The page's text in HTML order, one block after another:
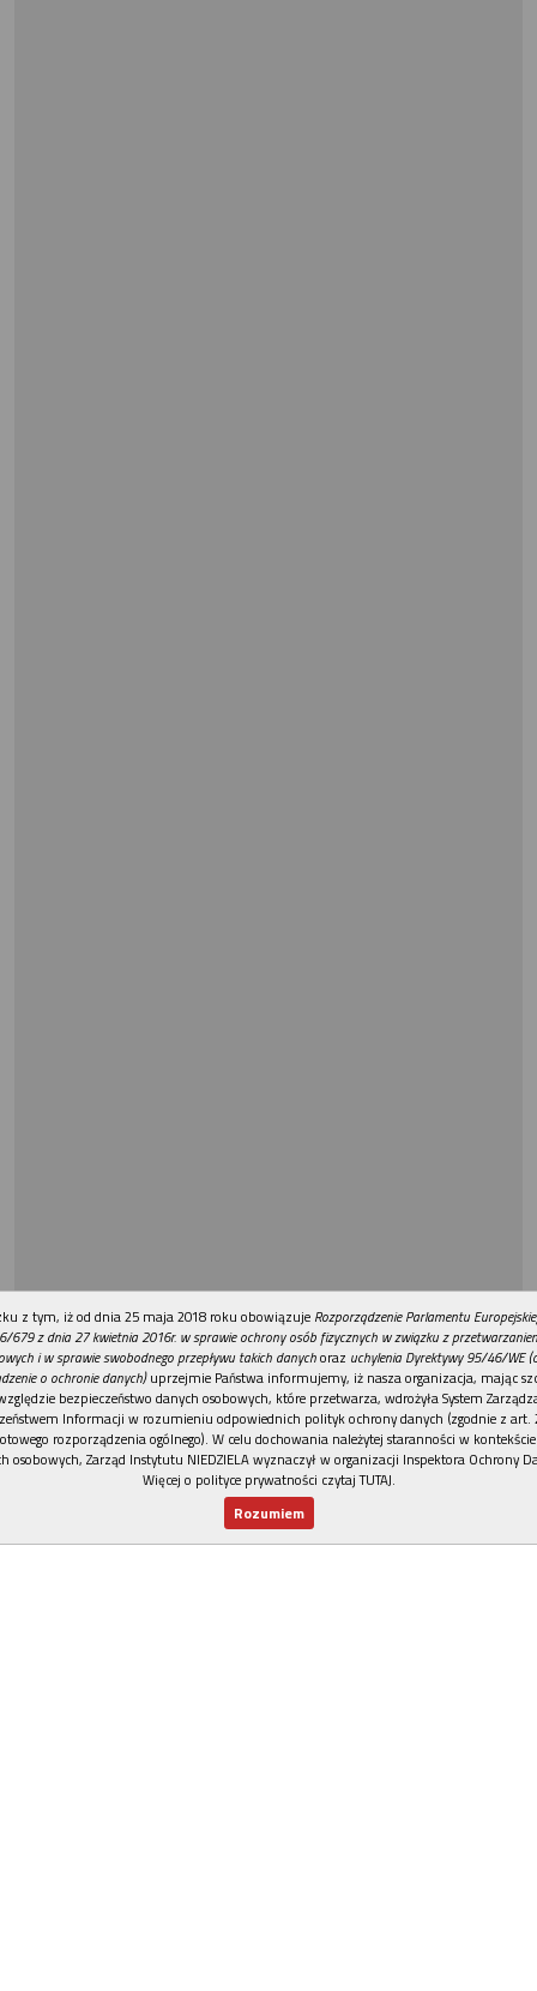
REKLAMA
z tym, iż od dnia 25 maja 2018 roku obowiązuje Rozporządzenie Parlamentu
679 z dnia 27 kwietnia 2016r. w sprawie ochrony osób fizycznych w związku z
i w sprawie swobodnego przepływu takich danychoraz uchylenia Dyrektywy 95/46/WE
o ochronie danych)uprzejmie Państwa informujemy, iż nasza organizacja, mając
bezpieczeństwo danych osobowych, które przetwarza, wdrożyła System
Informacji w rozumieniu odpowiednich polityk ochrony danych (zgodnie z art.
rozporządzenia ogólnego). W celu dochowania należytej staranności w
osobowych, Zarząd Instytutu NIEDZIELA wyznaczył w organizacji Inspektora Ochrony
Więcej o polityce prywatności czytaj TUTAJ.
Rozumiem